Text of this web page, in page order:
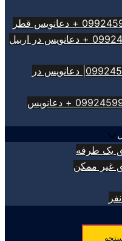
دعانویس اربیل 09924599561 + دعانویس در اربیل
دعانویس زاهدان 09924599561| دعانویس در
دعانویس در قزوین 09924599561 + دعانویس
یک طرفه
غیر ممکن